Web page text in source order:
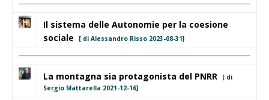
Il sistema delle Autonomie per la coesione
sociale
[ di Alessandro Risso 2023-08-31]
La montagna sia protagonista del PNRR
[ di
Sergio Mattarella 2021-12-16]